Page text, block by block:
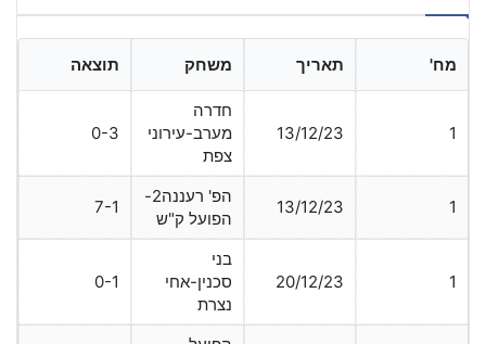
מח' תאריך משחק תוצאה
1
13/12/23
חדרה
מערב-עירוני
צפת
0-3
1
13/12/23
הפ' רעננה2-
הפועל ק"ש
7-1
1
20/12/23
בני
סכנין-אחי
נצרת
0-1